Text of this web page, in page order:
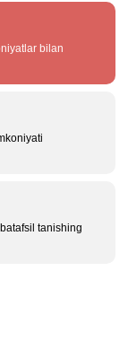
bilan
tanishing